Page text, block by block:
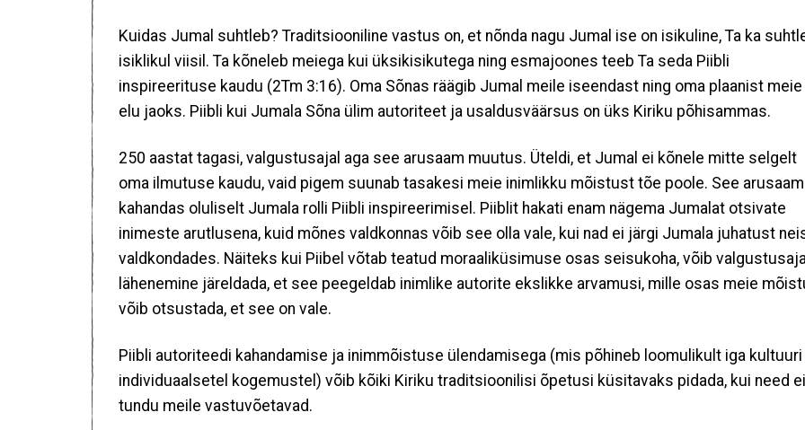
Kuidas Jumal suhtleb? Traditsiooniline vastus on, et nõnda nagu Jumal ise on isikuline, Ta ka
isiklikul viisil. Ta kõneleb meiega kui üksikisikutega ning esmajoones teeb Ta seda Piibli
inspireerituse kaudu (2Tm 3:16). Oma Sõnas räägib Jumal meile iseendast ning oma plaanist meie
elu jaoks. Piibli kui Jumala Sõna ülim autoriteet ja usaldusväärsus on üks Kiriku põhisammas.
250 aastat tagasi, valgustusajal aga see arusaam muutus. Üteldi, et Jumal ei kõnele mitte selgelt
oma ilmutuse kaudu, vaid pigem suunab tasakesi meie inimlikku mõistust tõe poole. See arusaam
kahandas oluliselt Jumala rolli Piibli inspireerimisel. Piiblit hakati enam nägema Jumalat otsivate
inimeste arutlusena, kuid mõnes valdkonnas võib see olla vale, kui nad ei järgi Jumala juhatust
valdkondades. Näiteks kui Piibel võtab teatud moraaliküsimuse osas seisukoha, võib
lähenemine järeldada, et see peegeldab inimlike autorite ekslikke arvamusi, mille osas meie
võib otsustada, et see on vale.
Piibli autoriteedi kahandamise ja inimmõistuse ülendamisega (mis põhineb loomulikult iga kultuuri
individuaalsetel kogemustel) võib kõiki Kiriku traditsioonilisi õpetusi küsitavaks pidada, kui need ei
tundu meile vastuvõetavad.